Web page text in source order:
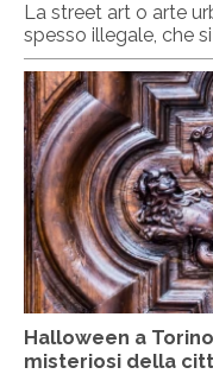
La street art o arte
spesso illegale, che
Halloween a
misteriosi della